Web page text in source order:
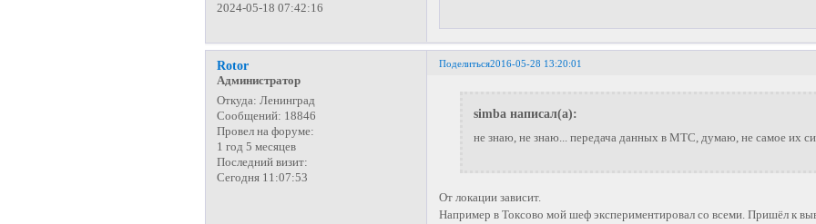
2024-05-18 07:42:16
Поделиться2016-05-28 13:20:01
Rotor
Администратор
Откуда: Ленинград
Сообщений: 18846
Провел на форуме:
1 год 5 месяцев
Последний визит:
Сегодня 11:07:53
simba написал(а):
не знаю, не знаю... передача данных в МТС, думаю, не самое их
От локации зависит.
Например в Токсово мой шеф экспериментировал со всеми. Пришёл к